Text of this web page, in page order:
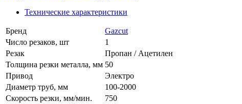
Технические характеристики
Бренд
Gazcut
Число резаков, шт
1
Резак
Пропан / Ацетилен
Толщина резки металла, мм 50
Привод
Электро
Диаметр труб, мм
100-2000
Скорость резки, мм/мин.
750